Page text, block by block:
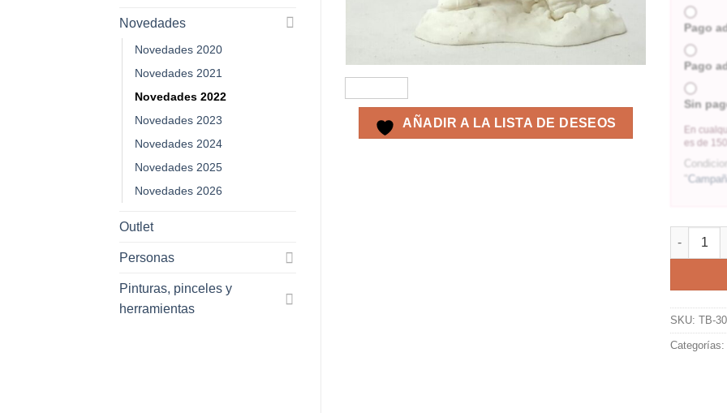
Novedades
Novedades 2020
Novedades 2021
Novedades 2022
Novedades 2023
Novedades 2024
Novedades 2025
Novedades 2026
Outlet
Personas
Pinturas, pinceles y
herramientas
AÑADIR A LA LISTA DE DESEOS
Pago
Pago
Sin
En
es de
"
SKU:TB-